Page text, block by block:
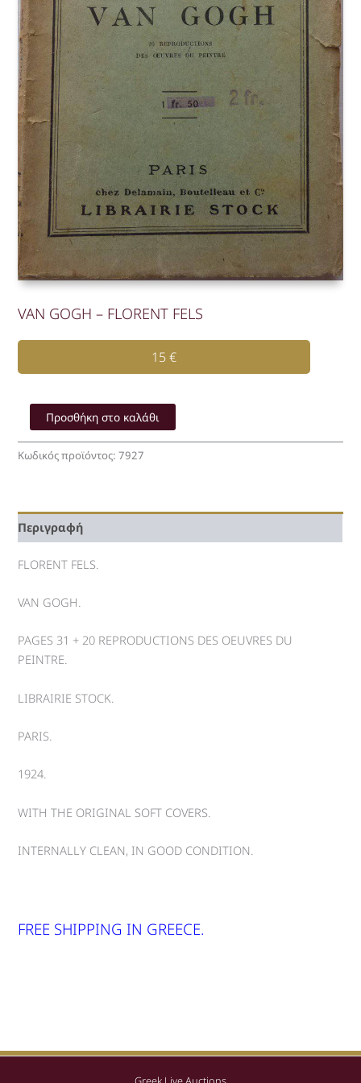
VAN GOGH – FLORENT FELS
15€
VAN
GOGH
FLORENT
Προσθήκη στο καλάθι
Κωδικός προϊόντος:7927
Περιγραφή
FLORENT FELS.
VAN GOGH.
PAGES 31 + 20 REPRODUCTIONS DES OEUVRES DU
PEINTRE.
LIBRAIRIE STOCK.
PARIS.
1924.
WITH THE ORIGINAL SOFT COVERS.
INTERNALLY CLEAN, IN GOOD CONDITION.
FREE SHIPPING IN GREECE.